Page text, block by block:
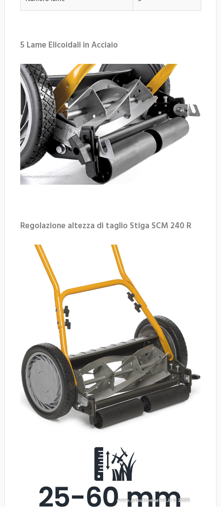
5 Lame Elicoidali in Acciaio
Regolazione altezza di taglio Stiga SCM 240 R